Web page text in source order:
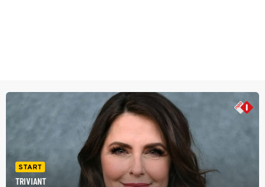
START
TRIVIANT